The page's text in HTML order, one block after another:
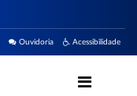
Acessibilidade
Ouvidoria